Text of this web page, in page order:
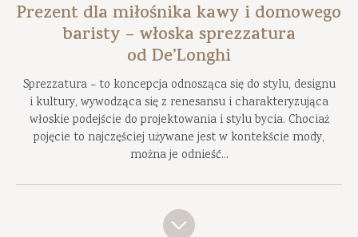
Prezent dla miłośnika kawy i domowego
baristy – włoska sprezzatura
od De’Longhi
Sprezzatura – to koncepcja odnosząca się do stylu, designu
i kultury, wywodząca się z renesansu i charakteryzująca
włoskie podejście do projektowania i stylu bycia. Chociaż
pojęcie to najczęściej używane jest w kontekście mody,
można je odnieść...